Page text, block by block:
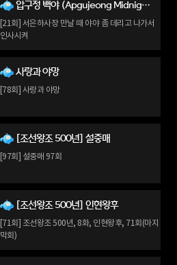
압구정 백야 (Apgujeong Midnight Sun)
[21회] 서은하사장 만날 때 야야 좀 데리고 나가서
인사시켜
사랑과 야망
[78회] 사랑과 야망
[조선왕조 500년] 설중매
[97회] 설중매 97회
[조선왕조 500년] 인현왕후
[71회] 조선왕조 500년, 8화, 인현왕후, 71회(마지
막회)